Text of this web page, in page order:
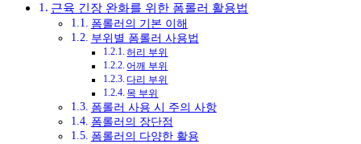
근육 긴장 완화를 위한 폼롤러 활용법
폼롤러의 기본 이해
부위별 폼롤러 사용법
허리 부위
어깨 부위
다리 부위
목 부위
폼롤러 사용 시 주의 사항
폼롤러의 장단점
폼롤러의 다양한 활용